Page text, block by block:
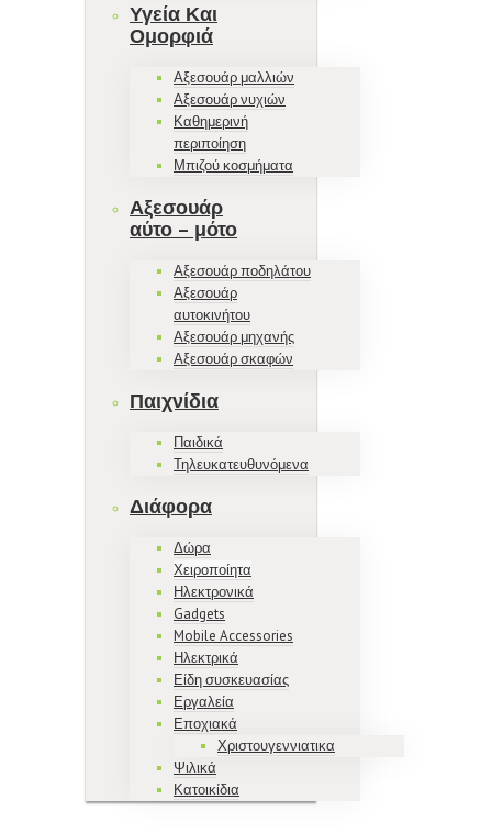
Υγεία Και
Ομορφιά
Αξεσουάρ μαλλιών
Αξεσουάρ νυχιών
Καθημερινή
περιποίηση
Μπιζού κοσμήματα
Αξεσουάρ
αύτο – μότο
Αξεσουάρ ποδηλάτου
Αξεσουάρ
αυτοκινήτου
Αξεσουάρ μηχανής
Αξεσουάρ σκαφών
Παιχνίδια
Παιδικά
Τηλευκατευθυνόμενα
Διάφορα
Δώρα
Χειροποίητα
Ηλεκτρονικά
Gadgets
Mobile Accessories
Ηλεκτρικά
Είδη συσκευασίας
Εργαλεία
Εποχιακά
Χριστουγεννιατικα
Ψιλικά
Κατοικίδια